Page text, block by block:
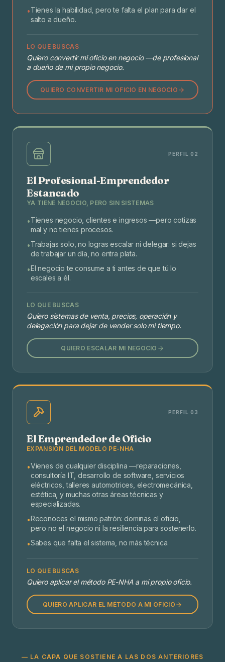
•Tienes la habilidad, pero te falta el plan para dar el
salto a dueño.
LO QUE BUSCAS
Quiero convertir mi oficio en negocio —de profesional
a dueño de mi propio negocio.
QUIERO CONVERTIR MI OFICIO EN NEGOCIO
PERFIL 02
El Profesional-Emprendedor
Estancado
YA TIENE NEGOCIO, PERO SIN SISTEMAS
•Tienes negocio, clientes e ingresos —pero cotizas
mal y no tienes procesos.
•Trabajas solo, no logras escalar ni delegar: si dejas
de trabajar un día, no entra plata.
•El negocio te consume a ti antes de que tú lo
escales a él.
LO QUE BUSCAS
Quiero sistemas de venta, precios, operación y
delegación para dejar de vender solo mi tiempo.
QUIERO ESCALAR MI NEGOCIO
PERFIL 03
El Emprendedor de Oficio
EXPANSIÓN DEL MODELO PE-NHA
•Vienes de cualquier disciplina —reparaciones,
consultoría IT, desarrollo de software, servicios
eléctricos, talleres automotrices, electromecánica,
estética, y muchas otras áreas técnicas y
especializadas.
•Reconoces el mismo patrón: dominas el oficio,
pero no el negocio ni la resiliencia para sostenerlo.
•Sabes que falta el sistema, no más técnica.
LO QUE BUSCAS
Quiero aplicar el método PE-NHA a mi propio oficio.
QUIERO APLICAR EL MÉTODO A MI OFICIO
— LA CAPA QUE SOSTIENE A LAS DOS ANTERIORES